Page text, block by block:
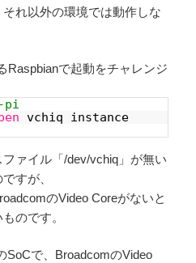
れ以外の環境では動作しな
Raspbianで起動をチャレンジ
pi
vchiq instance
ァイル「/dev/vchiq」が無い
すが、
のVideo Coreがないと
のです。
SoCで、BroadcomのVideo